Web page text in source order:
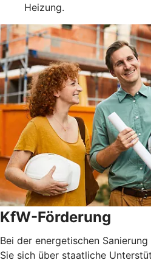
Heizung.
KfW-Förderung
Bei der energetischen
Sie sich über staatliche